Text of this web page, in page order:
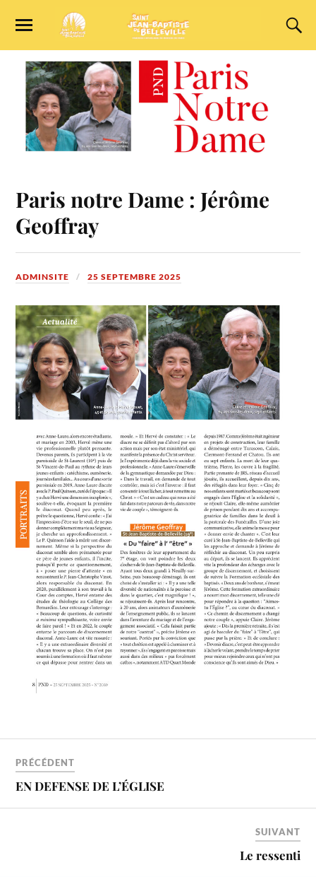
Paris notre Dame : Jérôme
Geoffray
ADMINSITE 25 SEPTEMBRE 2025
PRÉCÉDENT
EN DEFENSE DE L’ÉGLISE
SUIVANT
Le ressenti